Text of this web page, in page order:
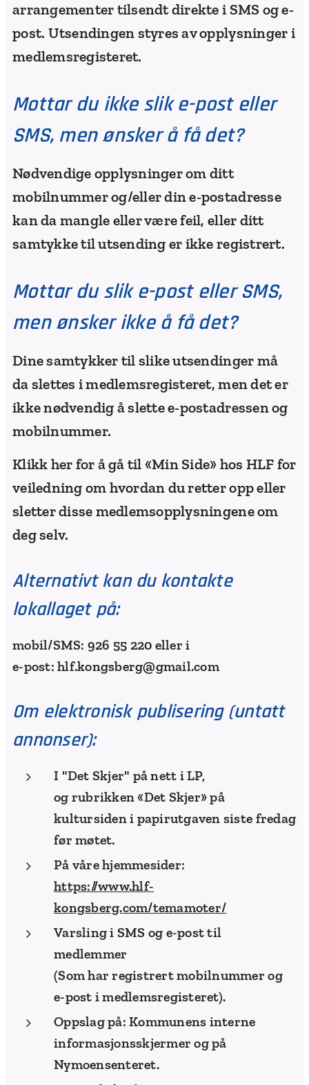
arrangementer tilsendt direkte i SMS og e-
post. Utsendingen styres av opplysninger i
medlemsregisteret.
Mottar du ikke slik e-post eller
SMS, men ønsker å få det?
Nødvendige opplysninger om ditt
mobilnummer og/eller din e-postadresse
kan da mangle eller være feil, eller ditt
samtykke til utsending er ikke registrert.
Mottar du slik e-post eller SMS,
men ønsker ikke å få det?
Dine samtykker til slike utsendinger må
da slettes i medlemsregisteret, men det er
ikke nødvendig å slette e-postadressen og
mobilnummer.
Klikk her for å gå til «Min Side» hos HLF for
veiledning om hvordan du retter opp eller
sletter disse medlemsopplysningene om
deg selv.
Alternativt kan du kontakte
lokallaget på:
mobil/SMS: 926 55 220 eller i
e-post: hlf.kongsberg@gmail.com
Om elektronisk publisering (untatt
annonser):
I "Det Skjer" på nett i LP,
og rubrikken «Det Skjer» på
kultursiden i papirutgaven siste fredag
før møtet.
På våre hjemmesider:
https://www.hlf-
kongsberg.com/temamoter/
Varsling i SMS og e-post til
medlemmer
(Som har registrert mobilnummer og
e-post i medlemsregisteret).
Oppslag på: Kommunens interne
informasjonsskjermer og på
Nymoensenteret.